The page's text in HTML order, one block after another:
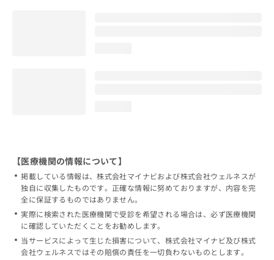
【医療機関の情報について】
掲載している情報は、株式会社マイナビおよび株式会社ウェルネスが
独自に収集したものです。正確な情報に努めておりますが、内容を完
全に保証するものではありません。
実際に検索された医療機関で受診を希望される場合は、必ず医療機関
に確認していただくことをお勧めします。
当サービスによって生じた損害について、株式会社マイナビ及び株式
会社ウェルネスではその賠償の責任を一切負わないものとします。